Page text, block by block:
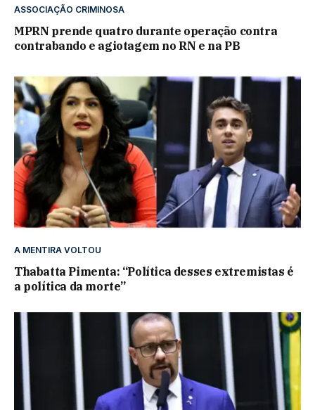
ASSOCIAÇÃO CRIMINOSA
MPRN prende quatro durante operação contra
contrabando e agiotagem no RN e na PB
A MENTIRA VOLTOU
Thabatta Pimenta: “Política desses extremistas é
a política da morte”